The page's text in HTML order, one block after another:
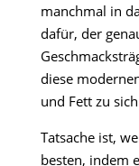
manchmal in
dafür, der
diese
und Fett zu
Tatsache ist,
besten, indem